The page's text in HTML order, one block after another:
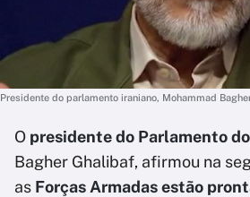
Presidente do parlamento iraniano, Mohammad
O presidente do Parlamento
Bagher Ghalibaf, afirmou na
as Forças Armadas estão